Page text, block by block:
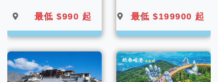
最低 $990 起 最低 $199900 起